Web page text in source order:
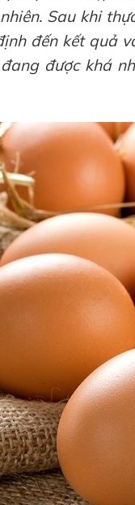
Sau khi
đến kết quả
được khá